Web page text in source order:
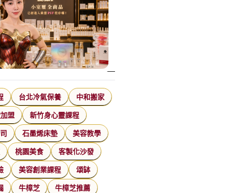
台北冷氣保養 中和搬家
盟 新竹身心靈課程
石墨烯床墊 美容教學
桃園美食 客製化沙發
美容創業課程 頌缽
牛樟芝 牛樟芝推薦